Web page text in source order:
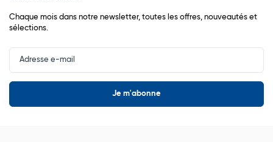
Chaque mois dans notre newsletter, toutes les offres, nouveautés et
sélections.
Input
Newsletter